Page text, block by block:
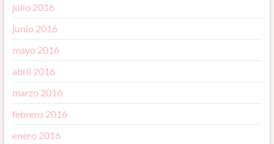
julio 2016
junio 2016
mayo 2016
abril 2016
marzo 2016
febrero 2016
enero 2016